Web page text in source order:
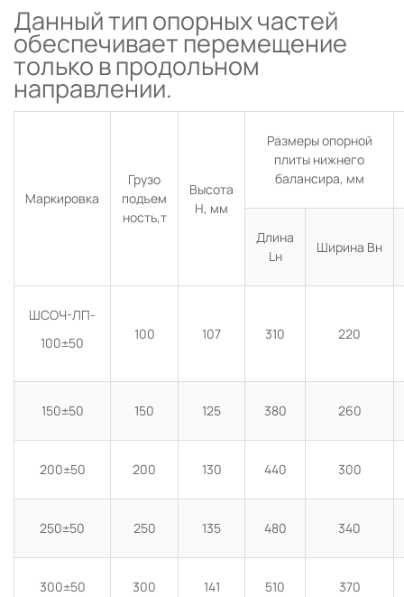
Данный тип опорных частей
обеспечивает перемещение
только в продольном
направлении.
Маркировка
Грузо
подъем
ность,т
Высота
Н, мм
Размеры опорной
плиты нижнего
балансира, мм
Длина
Lн
Ширина Вн
ШСОЧ-ЛП-
100±50
100 107 310 220
150±50 150 125 380 260
200±50 200 130 440 300
250±50 250 135 480 340
300±50 300 141 510 370